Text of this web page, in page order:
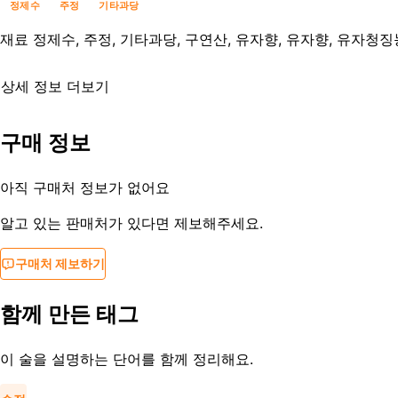
정제수 주정 기타과당
재료 정제수, 주정, 기타과당, 구연산, 유자향, 유자향, 유자청
상세 정보 더보기
등록일
구매 정보
아직 구매처 정보가 없어요
알고 있는 판매처가 있다면 제보해주세요.
구매처 제보하기
함께 만든 태그
이 술을 설명하는 단어를 함께 정리해요.